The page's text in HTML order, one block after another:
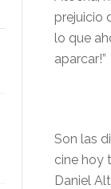
prejuicio
lo que
aparcar!”
Son las
cine hoy
Daniel